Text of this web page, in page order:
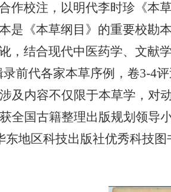
作校注，以明代李时珍《本
是《本草纲目》的重要校勘
，结合现代中医药学、文献
录前代各家本草序例，卷3-4
及内容不仅限于本草学，对
获全国古籍整理出版规划领导
东地区科技出版社优秀科技